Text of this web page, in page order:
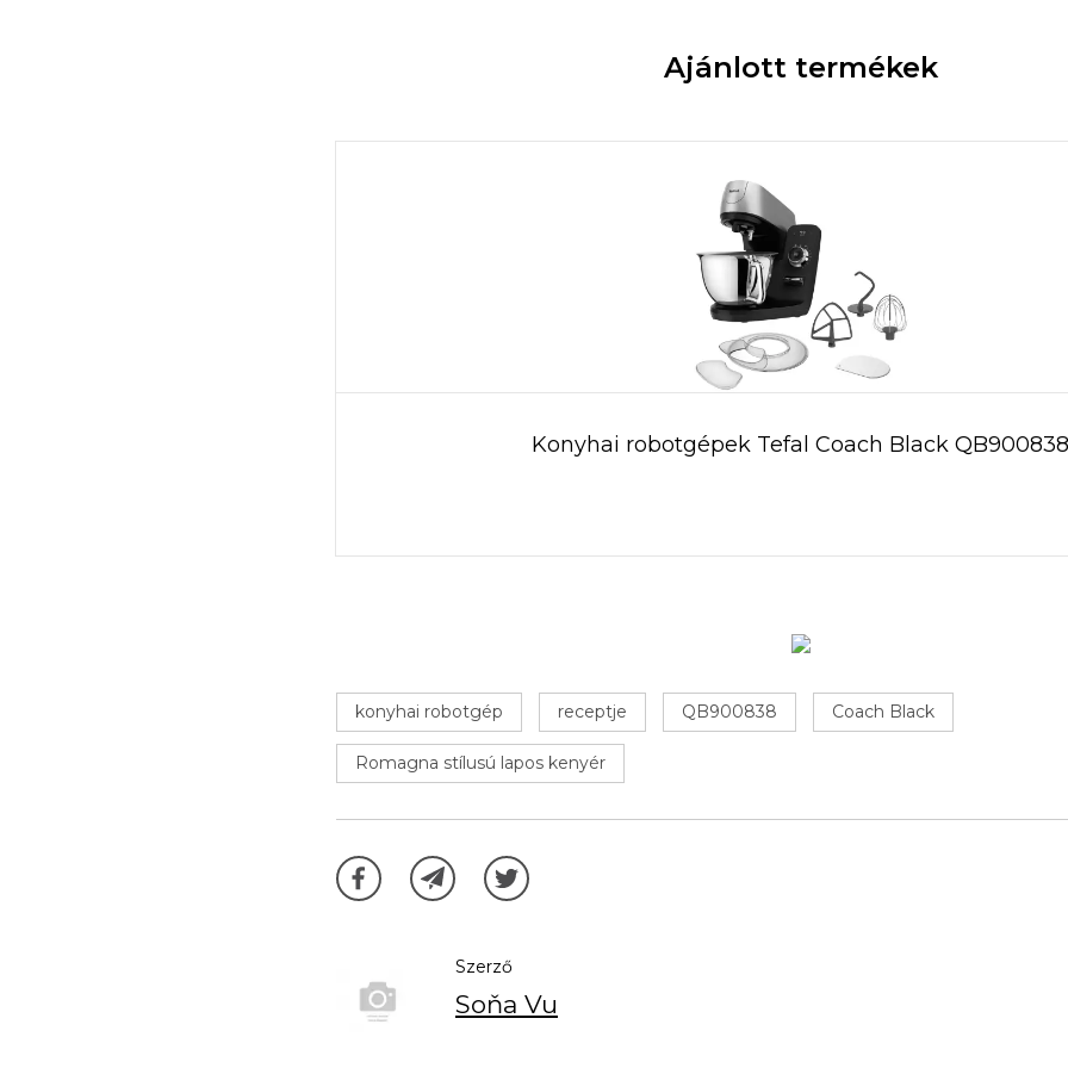
Ajánlott termékek
Konyhai robotgépek Tefal Coach Black QB900838
konyhai robotgép receptje QB900838 Coach Black
Romagna stílusú lapos kenyér
Szerző
Soňa Vu